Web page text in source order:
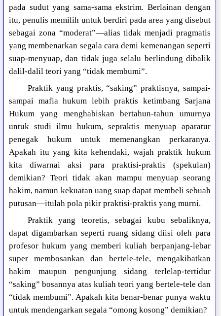
pada sudut yang sama-sama ekstrim. Berlainan dengan
itu, penulis memilih untuk berdiri pada area yang disebut
sebagai zona “moderat”—alias tidak menjadi pragmatis
yang membenarkan segala cara demi kemenangan seperti
suap-menyuap, dan tidak juga selalu berlindung dibalik
dalil-dalil teori yang “tidak membumi”.
Praktik yang praktis, “saking” praktisnya, sampai-
sampai mafia hukum lebih praktis ketimbang Sarjana
Hukum yang menghabiskan bertahun-tahun umurnya
untuk studi ilmu hukum, sepraktis menyuap aparatur
penegak hukum untuk memenangkan perkaranya.
Apakah itu yang kita kehendaki, wajah praktik hukum
kita diwarnai aksi para praktisi-praktis (spekulan)
demikian? Teori tidak akan mampu menyuap seorang
hakim, namun kekuatan uang suap dapat membeli sebuah
putusan—itulah pola pikir praktisi-praktis yang murni.
Praktik yang teoretis, sebagai kubu sebaliknya,
dapat digambarkan seperti ruang sidang diisi oleh para
profesor hukum yang memberi kuliah berpanjang-lebar
super membosankan dan bertele-tele, mengakibatkan
hakim maupun pengunjung sidang terlelap-tertidur
“saking” bosannya atas kuliah teori yang bertele-tele dan
“tidak membumi”. Apakah kita benar-benar punya waktu
untuk mendengarkan segala “omong kosong” demikian?